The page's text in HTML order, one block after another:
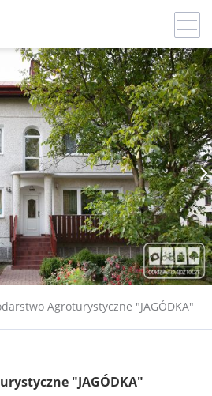
Agroturystyczne "JAGÓDKA"
"JAGÓDKA"